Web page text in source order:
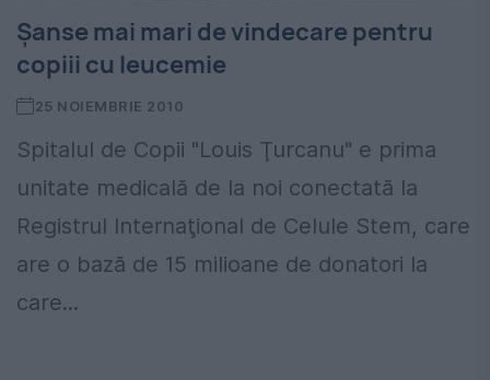
Şanse mai mari de vindecare pentru
copiii cu leucemie
25 NOIEMBRIE 2010
Spitalul de Copii "Louis Ţurcanu" e prima
unitate medicală de la noi conectată la
Registrul Internaţional de Celule Stem, care
are o bază de 15 milioane de donatori la
care...